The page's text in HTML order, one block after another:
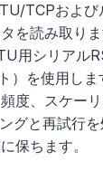
TCPおよび
を読み取り
用シリアル
）を使用しま
度、スケー
グと再試行
保ちます。